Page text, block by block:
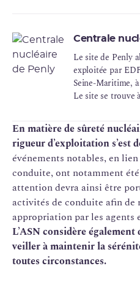
Centrale
Le site de Penly
exploitée par
Seine-Maritime,
Le site se trouve
constituée de 2
d'une puissance
En matière de sûreté
rigueur d’exploitation s’est
événements notables, en
conduite, ont notamment
attention devra ainsi être
activités de conduite afin de
appropriation par les agents
L’ASN considère
veiller à maintenir la
toutes circonstances.